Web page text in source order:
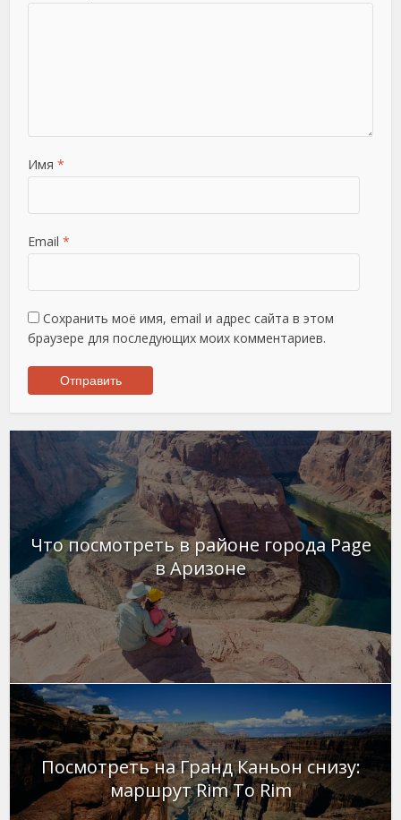
Имя *
Email *
Сохранить моё имя, email и адрес сайта в этом
браузере для последующих моих комментариев.
Что посмотреть в районе города Page
в Аризоне
Посмотреть на Гранд Каньон снизу:
маршрут Rim To Rim